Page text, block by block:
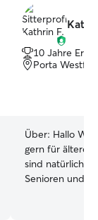
10 Jahre
Porta
Über: Hallo Wir bieten Hundebtreuung
gern für ältere
sind natürlich alle :) Wir haben
Senioren und